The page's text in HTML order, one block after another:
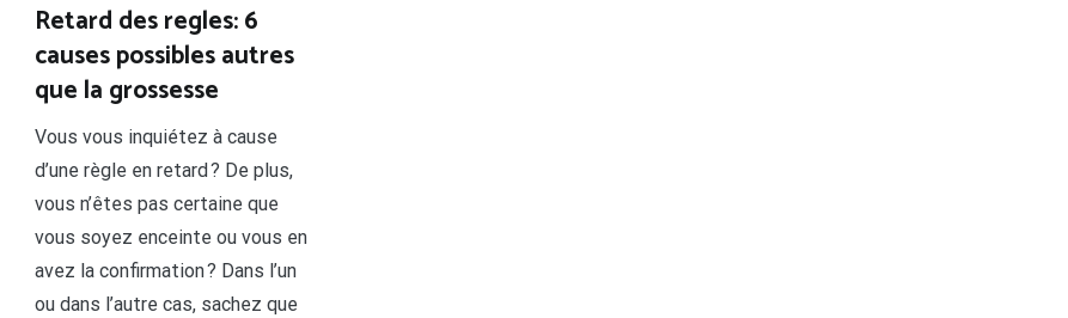
Retard des regles: 6
causes possibles autres
que la grossesse
Vous vous inquiétez à cause
d’une règle en retard ? De plus,
vous n’êtes pas certaine que
vous soyez enceinte ou vous en
avez la confirmation ? Dans l’un
ou dans l’autre cas, sachez que